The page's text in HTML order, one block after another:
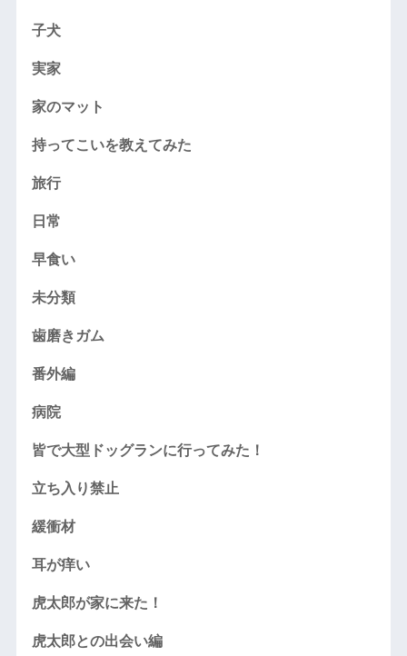
子犬
実家
家のマット
持ってこいを教えてみた
旅行
日常
早食い
未分類
歯磨きガム
番外編
病院
皆で大型ドッグランに行ってみた！
立ち入り禁止
緩衝材
耳が痒い
虎太郎が家に来た！
虎太郎との出会い編